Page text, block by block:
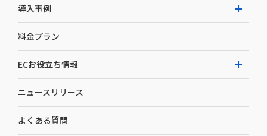
W2 Commerce Asia
EC運用構築支援・運用支援
カスタマーサクセス
セキュリティ
デザイン制作
コンサルティング
選ばれる理由
開発体制
導入事例
導入企業一覧
料金プラン
ECお役立ち情報
お役立ち資料
ニュースリリース
よくある質問